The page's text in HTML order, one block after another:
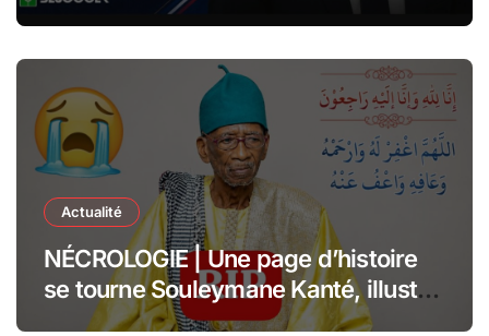
Actualité
NÉCROLOGIE | Une page d’histoire
se tourne Souleymane Kanté, illustre
collaborateur du Président Senghor,